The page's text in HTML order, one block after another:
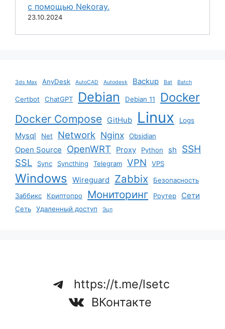
с помощью Nekoray.
23.10.2024
3ds Max AnyDesk AutoCAD Autodesk Backup Bat Batch
Certbot ChatGPT Debian Debian 11 Docker
Docker Compose GitHub Linux Logs
Mysql Net Network Nginx Obsidian
Open Source OpenWRT Proxy Python sh SSH
SSL Sync Syncthing Telegram VPN VPS
Windows Wireguard Zabbix
Безопасность
Заббикс
Криптопро Мониторинг Роутер Сети
Сеть Удаленный доступ Эцп
https://t.me/lsetc
ВКонтакте